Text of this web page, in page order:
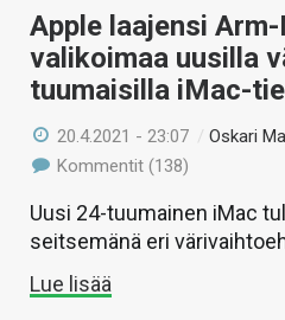
Apple laajensi
valikoimaa uusilla
tuumaisilla iMac-
20.4.2021 - 23:07 /Oskari
Kommentit (138)
Uusi 24-tuumainen iMac
seitsemänä eri
Lue lisää